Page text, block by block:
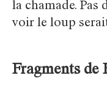
la chamade. Pas
voir le loup
Fragments de